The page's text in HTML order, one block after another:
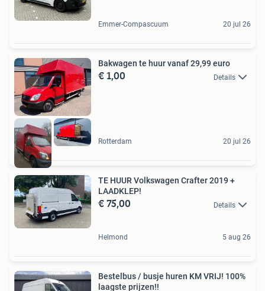
Emmer-Compascuum 20 jul 26
Bakwagen te huur vanaf 29,99 euro
€ 1,00 Details
Rotterdam 20 jul 26
TE HUUR Volkswagen Crafter 2019 +
LAADKLEP!
€ 75,00 Details
Helmond 5 aug 26
Bestelbus / busje huren KM VRIJ! 100%
laagste prijzen!!